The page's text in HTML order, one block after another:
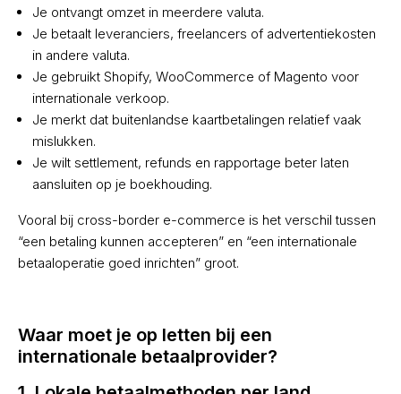
Je ontvangt omzet in meerdere valuta.
Je betaalt leveranciers, freelancers of advertentiekosten
in andere valuta.
Je gebruikt Shopify, WooCommerce of Magento voor
internationale verkoop.
Je merkt dat buitenlandse kaartbetalingen relatief vaak
mislukken.
Je wilt settlement, refunds en rapportage beter laten
aansluiten op je boekhouding.
Vooral bij cross-border e-commerce is het verschil tussen
“een betaling kunnen accepteren” en “een internationale
betaaloperatie goed inrichten” groot.
Waar moet je op letten bij een
internationale betaalprovider?